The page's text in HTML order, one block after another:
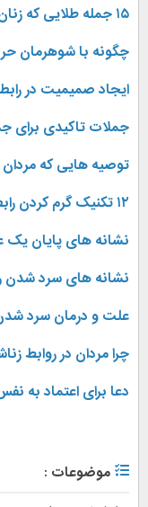
۱۵ جمله طلایی که زنان را شیفته شما می کند
چگونه با شوهرمان
ایجاد صمیمیت در
جملات تاکیدی برای
توصیه هایی که مردان
۱۲ تکنیک گرم کردن رابطه سرد شده
نشانه های پایان
نشانه های سرد شدن
علت و درمان سرد
چرا مردان در روابط
دعا برای اعتماد به
موضوعات :